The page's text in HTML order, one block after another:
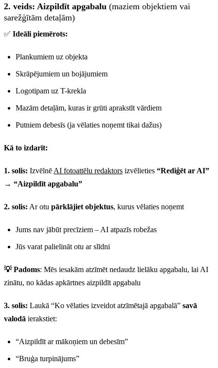
2. veids: Aizpildīt apgabalu (maziem objektiem vai
sarežģītām detaļām)
✅ Ideāli piemērots:
Plankumiem uz objekta
Skrāpējumiem un bojājumiem
Logotipam uz T-krekla
Mazām detaļām, kuras ir grūti aprakstīt vārdiem
Putniem debesīs (ja vēlaties noņemt tikai dažus)
Kā to izdarīt:
1. solis: Izvēlnē AI fotoattēlu redaktors izvēlieties “Rediģēt ar AI”
→ “Aizpildīt apgabalu”
2. solis: Ar otu pārklājiet objektus, kurus vēlaties noņemt
Jums nav jābūt precīziem – AI atpazīs robežas
Jūs varat palielināt otu ar slīdni
💡 Padoms: Mēs iesakām atzīmēt nedaudz lielāku apgabalu, lai AI
zinātu, no kādas apkārtnes aizpildīt apgabalu
3. solis: Laukā “Ko vēlaties izveidot atzīmētajā apgabalā” savā
valodā ierakstiet:
“Aizpildīt ar mākoņiem un debesīm”
“Bruģa turpinājums”